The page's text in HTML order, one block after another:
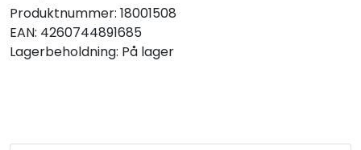
Produktnummer: 18001508
EAN: 4260744891685
Lagerbeholdning: På lager